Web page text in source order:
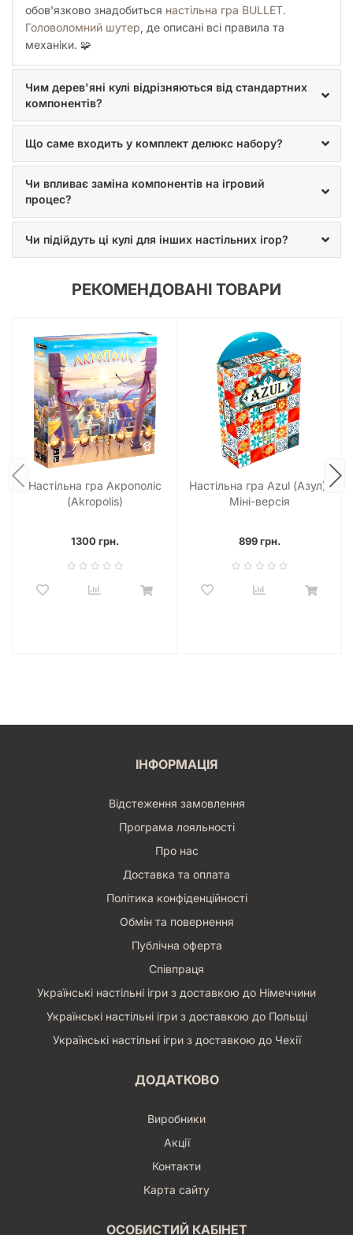
обов'язково знадобиться настільна гра BULLET.
Головоломний шутер, де описані всі правила та
механіки. 🧩
Чим дерев'яні кулі відрізняються від стандартних
компонентів?
Що саме входить у комплект делюкс набору?
Чи впливає заміна компонентів на ігровий
процес?
Чи підійдуть ці кулі для інших настільних ігор?
РЕКОМЕНДОВАНІ ТОВАРИ
Настільна гра Акрополіс
(Akropolis)
1300 грн.
Настільна гра Azul (Азул).
Міні-версія
899 грн.
ІНФОРМАЦІЯ
Відстеження замовлення
Програма лояльності
Про нас
Доставка та оплата
Політика конфіденційності
Обмін та повернення
Публічна оферта
Співпраця
Українські настільні ігри з доставкою до Німеччини
Українські настільні ігри з доставкою до Польщі
Українські настільні ігри з доставкою до Чехії
ДОДАТКОВО
Виробники
Акції
Контакти
Карта сайту
ОСОБИСТИЙ КАБІНЕТ